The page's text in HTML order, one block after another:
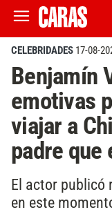
CELEBRIDADES 17-08-
Benjamín
emotivas
viajar a
padre que
El actor publicó
en este